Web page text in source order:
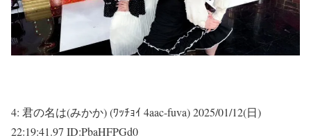
4: 君の名は(みかか) (ﾜｯﾁｮｲ 4aac-fuva)2025/01/12(日)
22:19:41.97 ID:PbaHFPGd0